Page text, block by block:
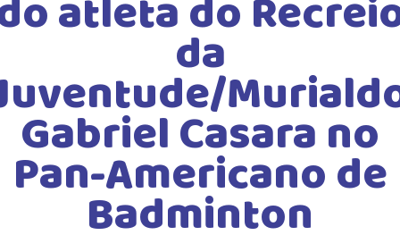
BOLETOS BANCÁRIOS
atleta do
da
Gabriel Casara no
Pan-Americano de
Badminton